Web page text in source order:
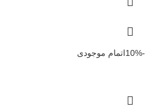
-10% اتمام موجودی